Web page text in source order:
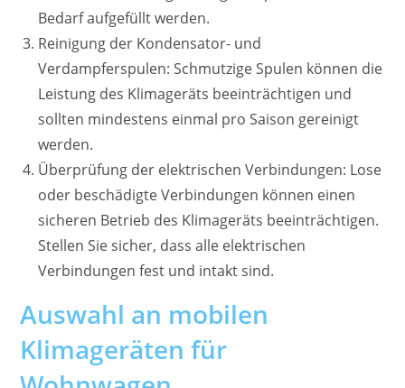
Bedarf aufgefüllt werden.
Reinigung der Kondensator- und
Verdampferspulen: Schmutzige Spulen können die
Leistung des Klimageräts beeinträchtigen und
sollten mindestens einmal pro Saison gereinigt
werden.
Überprüfung der elektrischen Verbindungen: Lose
oder beschädigte Verbindungen können einen
sicheren Betrieb des Klimageräts beeinträchtigen.
Stellen Sie sicher, dass alle elektrischen
Verbindungen fest und intakt sind.
Auswahl an mobilen
Klimageräten für